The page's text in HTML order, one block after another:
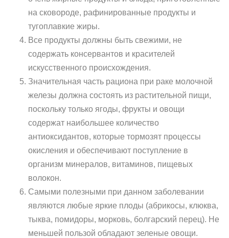
на сковороде, рафинированные продукты и
тугоплавкие жиры.
Все продукты должны быть свежими, не
содержать консервантов и красителей
искусственного происхождения.
Значительная часть рациона при раке молочной
железы должна состоять из растительной пищи,
поскольку только ягоды, фрукты и овощи
содержат наибольшее количество
антиоксидантов, которые тормозят процессы
окисления и обеспечивают поступление в
организм минералов, витаминов, пищевых
волокон.
Самыми полезными при данном заболевании
являются любые яркие плоды (абрикосы, клюква,
тыква, помидоры, морковь, болгарский перец). Не
меньшей пользой обладают зеленые овощи.